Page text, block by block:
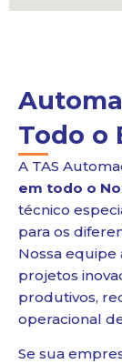
Todo o
A TAS
em todo o
técnico
para os
Nossa
projetos
produtivos,
operacional
Se sua